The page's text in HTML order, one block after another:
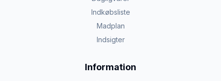
Indkøbsliste
Madplan
Indsigter
Information